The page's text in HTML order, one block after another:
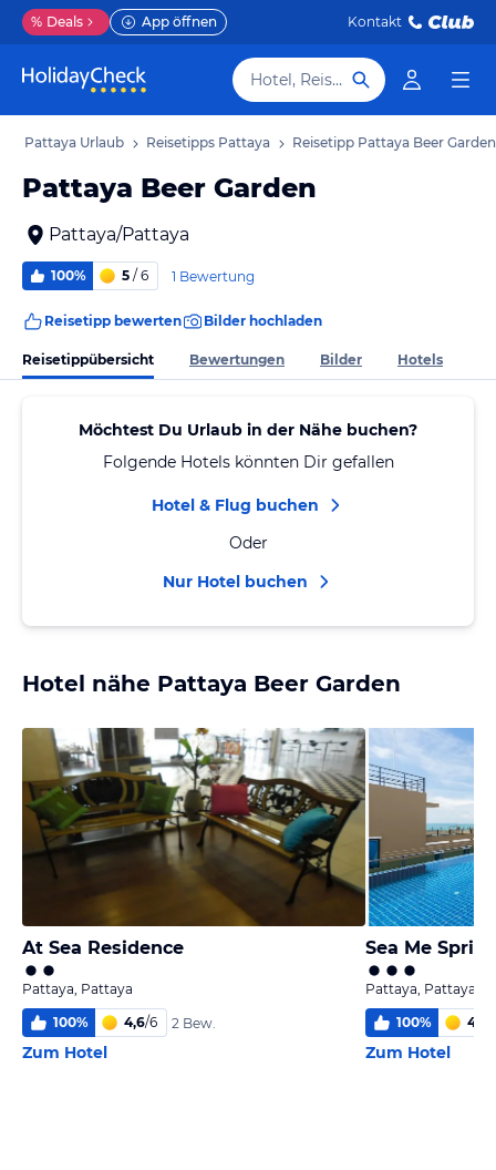
% Deals App öffnen Kontakt
Hotel, Reiseziel
Pattaya Urlaub Reisetipps Pattaya Reisetipp Pattaya Beer Garden
Pattaya Beer Garden
Pattaya/Pattaya
100% 5 / 6 1 Bewertung
Reisetipp bewerten Bilder hochladen
Reisetippübersicht Bewertungen Bilder Hotels
Möchtest Du Urlaub in der Nähe buchen?
Folgende Hotels könnten Dir gefallen
Hotel & Flug buchen
Oder
Nur Hotel buchen
Hotel nähe Pattaya Beer Garden
At Sea Residence
Pattaya, Pattaya
100% 4,6/6 2 Bew.
Zum Hotel
Sea Me
Pattaya, Pattaya
100% 4,4
Zum Hotel